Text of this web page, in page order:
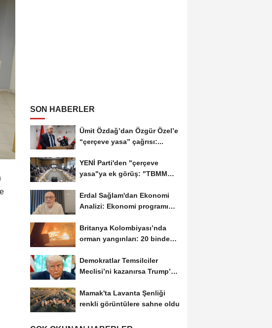
SON HABERLER
Ümit Özdağ’dan Özgür Özel’e
“çerçeve yasa” çağrısı:...
YENİ Parti'den "çerçeve
yasa"ya ek görüş: "TBMM
Erdal Sağlam'dan Ekonomi
Analizi: Ekonomi programı
Britanya Kolombiyası’nda
orman yangınları: 20 binden
Demokratlar Temsilciler
Meclisi’ni kazanırsa Trump’a
Mamak'ta Lavanta Şenliği
renkli görüntülere sahne oldu